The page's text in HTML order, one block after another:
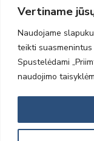
Vertiname
Naudojame
teikti
Spustelėdami
naudojimo
Portalas sukurtas
ekonominės erdvės ir
finansuojamą paprojektį
„LOD visuomeninės /
formavimas įtraukiant
(paprojekčio
įgyvendinimo sutarties
2012 © Lietuvos